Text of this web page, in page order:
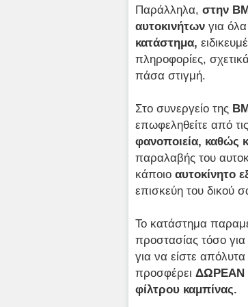
Παράλληλα, στην
αυτοκινήτων για
κατάστημα,
πληροφορίες,
πάσα στιγμή.
Στο συνεργείο της
επωφεληθείτε από τις
φανοποιεία, καθώς
παραλαβής του
κάποιο αυτοκίνητο
επισκεύη του δικού
Το κατάστημα
προστασίας τόσο
για να είστε
προσφέρει ΔΩΡΕΑΝ
φίλτρου καμπίνας.